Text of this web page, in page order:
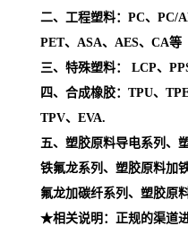
二、工程塑料：PC、PC/
PET、ASA、AES、CA等
三、特殊塑料： LCP、
四、合成橡胶：TPU、
TPV、EVA.
五、塑胶原料导电系列、
铁氟龙系列、塑胶原料加
氟龙加碳纤系列、塑胶原
★相关说明：正规的渠道